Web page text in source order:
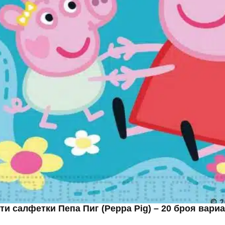
салфетки Пепа Пиг (Peppa Pig) – 20 броя